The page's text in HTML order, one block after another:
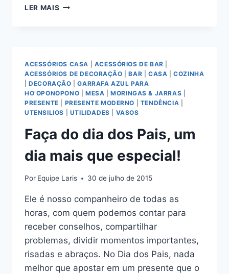
LER MAIS COISAS
ENSINOU…
ACESSÓRIOS CASA ACESSÓRIOS DE BAR
ACESSÓRIOS DE DECORAÇÃO |BAR |CASA |COZINHA
|DECORAÇÃO |GARRAFA AZUL PARA
HO’OPONOPONO
MESA |MORINGAS & JARRAS
PRESENTE
PRESENTE MODERNO TENDÊNCIA
UTENSILIOS
UTILIDADES VASOS
Faça do dia dos Pais, um
dia mais que especial!
Por Equipe Laris 30 de julho de 2015
Ele é nosso companheiro de todas as
horas, com quem podemos contar para
receber conselhos, compartilhar
problemas, dividir momentos importantes,
risadas e abraços. No Dia dos Pais, nada
melhor que apostar em um presente que o